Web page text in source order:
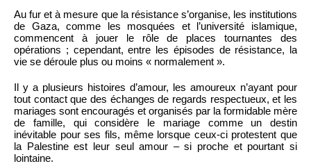
Au fur et à mesure que la résistance s’organise, les institutions
de Gaza, comme les mosquées et l’université islamique,
commencent à jouer le rôle de places tournantes des
opérations ; cependant, entre les épisodes de résistance, la
vie se déroule plus ou moins « normalement ».
Il y a plusieurs histoires d’amour, les amoureux n’ayant pour
tout contact que des échanges de regards respectueux, et les
mariages sont encouragés et organisés par la formidable mère
de famille, qui considère le mariage comme un destin
inévitable pour ses fils, même lorsque ceux-ci protestent que
la Palestine est leur seul amour – si proche et pourtant si
lointaine.